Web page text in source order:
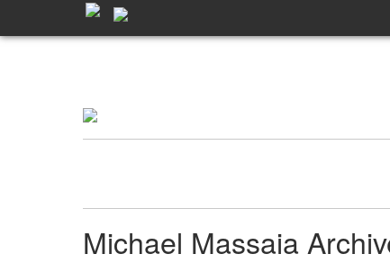
Michael Massaia